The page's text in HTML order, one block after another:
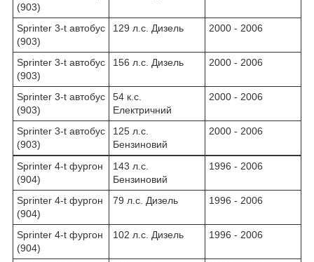
(903)
Sprinter 3-t автобус
(903)
129 л.с. Дизель 2000 - 2006
Sprinter 3-t автобус
(903)
156 л.с. Дизель 2000 - 2006
Sprinter 3-t автобус
(903)
54 к.с.
Електричний
2000 - 2006
Sprinter 3-t автобус
(903)
125 л.с.
Бензиновий
2000 - 2006
Sprinter 4-t фургон
(904)
143 л.с.
Бензиновий
1996 - 2006
Sprinter 4-t фургон
(904)
79 л.с. Дизель 1996 - 2006
Sprinter 4-t фургон
(904)
102 л.с. Дизель 1996 - 2006